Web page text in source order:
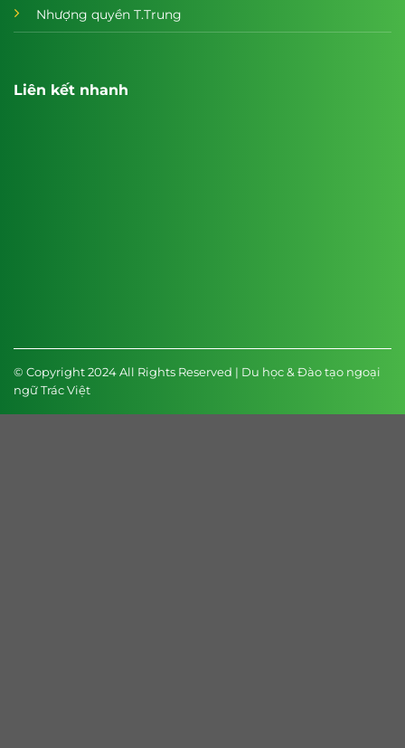
Nhượng quyền T.Trung
Liên kết nhanh
© Copyright 2024 All Rights Reserved | Du học & Đào tạo ngoại
ngữ Trác Việt